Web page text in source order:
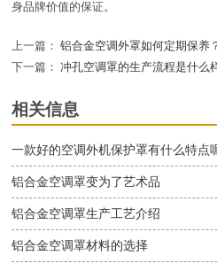
身品牌价值的保证。
上一篇： 铝合金空调外罩如何定期保养
下一篇： 冲孔空调罩的生产流程是什么
相关信息
一款好的空调外机保护罩有什么特点
铝合金空调罩变为了艺术品
铝合金空调罩生产工艺介绍
铝合金空调罩材料的选择